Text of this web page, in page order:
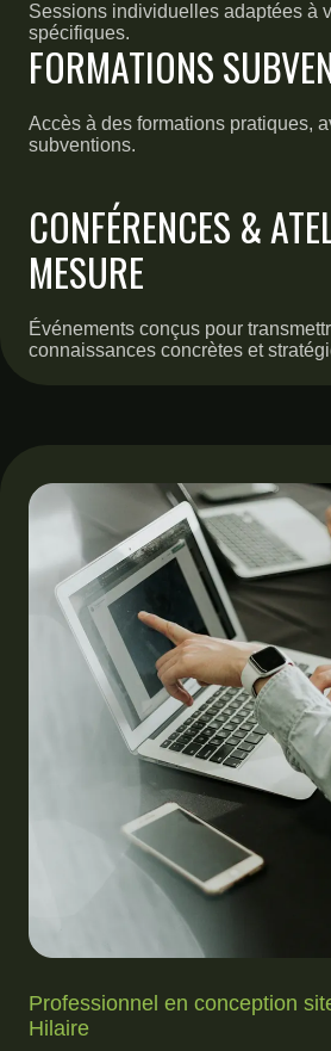
Sessions individuelles adaptées à
spécifiques.
FORMATIONS
Accès à des formations pratiques,
subventions.
CONFÉRENCES &
MESURE
Événements conçus pour
connaissances concrètes et
Professionnel en conception
Hilaire